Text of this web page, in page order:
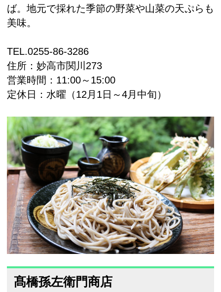
ば。地元で採れた季節の野菜や山菜の天ぷらも
美味。
TEL.0255-86-3286
住所： 妙高市関川273
営業時間：11:00～15:00
定休日：水曜（12月1日～4月中旬）
髙橋孫左衛門商店